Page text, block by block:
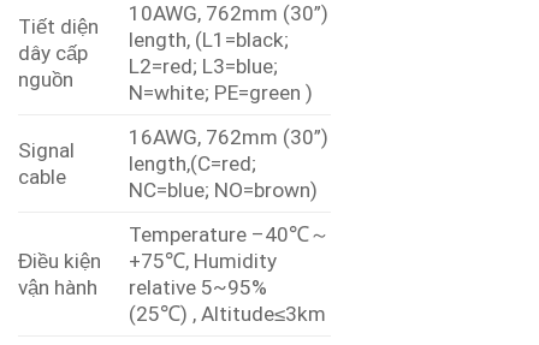
Tiết diện
dây cấp
nguồn
10AWG, 762mm (30”)
length, (L1=black;
L2=red; L3=blue;
N=white; PE=green )
Signal
cable
16AWG, 762mm (30”)
length,(C=red;
NC=blue; NO=brown)
Điều kiện
vận hành
Temperature –40℃～
+75℃, Humidity
relative 5~95%
(25℃) , Altitude≤3km